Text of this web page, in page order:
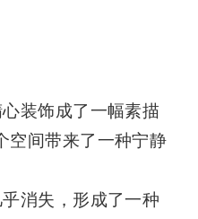
装饰成了一幅素描
空间带来了一种宁静
消失，形成了一种